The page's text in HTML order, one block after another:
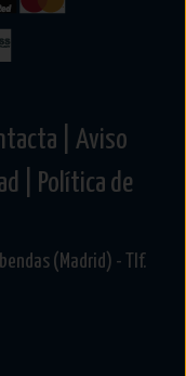
|
Aviso
|
Política de
(Madrid) - Tlf.